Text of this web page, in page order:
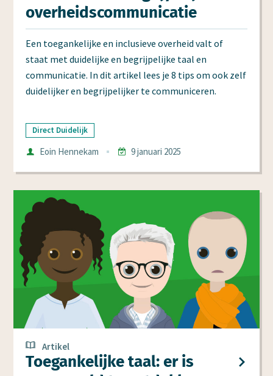
over­heids­communi­catie
Een toegankelijke en inclusieve overheid valt of
staat met duidelijke en begrijpelijke taal en
communicatie. In dit artikel lees je 8 tips om ook zelf
duidelijker en begrijpelijker te communiceren.
Direct Duidelijk
AuteurEoin Hennekam
9 januari 2025
Toegan­kelijke taal: er is
Artikel